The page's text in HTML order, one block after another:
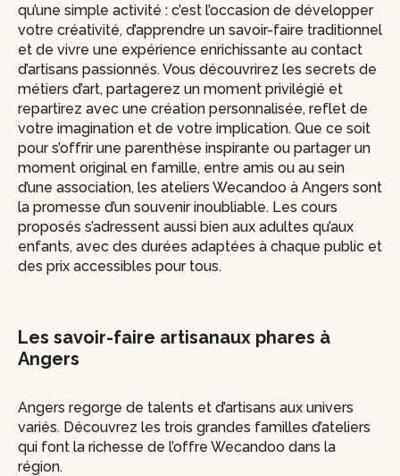
qu’une simple activité : c’est l’occasion de développer
votre créativité, d’apprendre un savoir-faire traditionnel
et de vivre une expérience enrichissante au contact
d’artisans passionnés. Vous découvrirez les secrets de
métiers d’art, partagerez un moment privilégié et
repartirez avec une création personnalisée, reflet de
votre imagination et de votre implication. Que ce soit
pour s’offrir une parenthèse inspirante ou partager un
moment original en famille, entre amis ou au sein
d’une association, les ateliers Wecandoo à Angers sont
la promesse d’un souvenir inoubliable. Les cours
proposés s’adressent aussi bien aux adultes qu’aux
enfants, avec des durées adaptées à chaque public et
des prix accessibles pour tous.
Les savoir-faire artisanaux phares à
Angers
Angers regorge de talents et d’artisans aux univers
variés. Découvrez les trois grandes familles d’ateliers
qui font la richesse de l’offre Wecandoo dans la
région.